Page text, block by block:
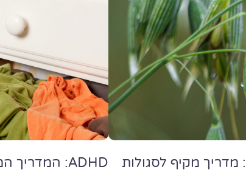
מדריך מקיף לסגולות
ADHD: המדריך המקיף להפרעת קשב וריכוז